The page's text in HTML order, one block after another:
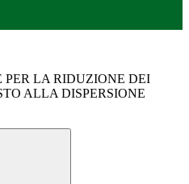
LA RIDUZIONE DEI
ALLA DISPERSIONE